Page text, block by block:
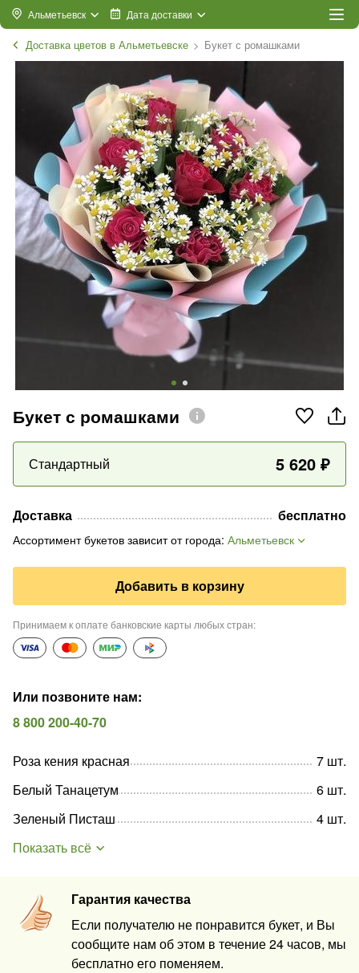
Альметьевск Дата доставки
Доставка цветов в Альметьевске Букет с ромашками
Букет с ромашками
Стандартный 5 620 ₽
Доставка бесплатно
Ассортимент букетов зависит от города: Альметьевск
Добавить в корзину
Принимаем к оплате банковские карты любых стран:
Или позвоните нам:
8 800 200-40-70
Гарантия качества
Если получателю не понравится букет, и Вы
сообщите нам об этом в течение 24 часов, мы
бесплатно его поменяем.
Роза кения красная 7 шт.
Белый Танацетум
6 шт.
Зеленый Писташ
4 шт.
Показать всё